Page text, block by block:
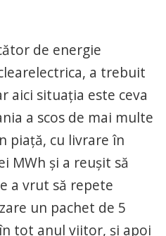
de energie
a trebuit
aici situația este ceva
a scos de mai multe
piață, cu livrare în
MWh și a reușit să
a vrut să repete
un pachet de 5
tot anul viitor, și apoi